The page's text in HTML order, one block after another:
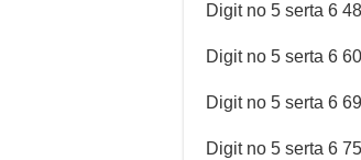
Digit no 5 serta 6
Digit no 5 serta 6
Digit no 5 serta 6
Digit no 5 serta 6